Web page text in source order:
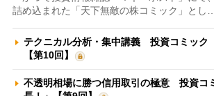
詰め込まれた「天下無敵の株コミック」とし…
テクニカル分析・集中講義 投資コミック
【第10回】
不透明相場に勝つ信用取引の極意 投資コ